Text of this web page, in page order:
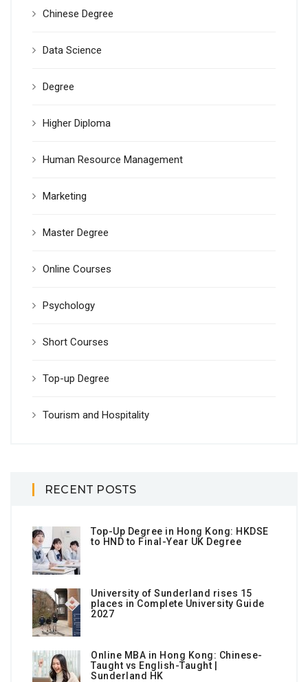
Chinese Degree
Data Science
Degree
Higher Diploma
Human Resource Management
Marketing
Master Degree
Online Courses
Psychology
Short Courses
Top-up Degree
Tourism and Hospitality
RECENT POSTS
Top-Up Degree in Hong Kong: HKDSE
to HND to Final-Year UK Degree
University of Sunderland rises 15
places in Complete University Guide
2027
Online MBA in Hong Kong: Chinese-
Taught vs English-Taught |
Sunderland HK